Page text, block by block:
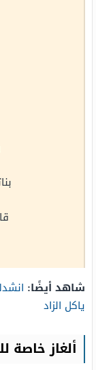
شاهد أيضًا:
ياكل الزاد
ألغاز خاصة